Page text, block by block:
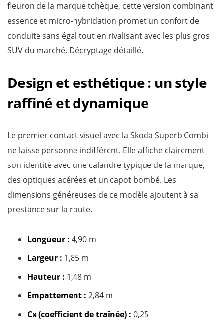
fleuron de la marque tchèque, cette version combinant
essence et micro-hybridation promet un confort de
conduite sans égal tout en rivalisant avec les plus gros
SUV du marché. Décryptage détaillé.
Design et esthétique : un style
raffiné et dynamique
Le premier contact visuel avec la Skoda Superb Combi
ne laisse personne indifférent. Elle affiche clairement
son identité avec une calandre typique de la marque,
des optiques acérées et un capot bombé. Les
dimensions généreuses de ce modèle ajoutent à sa
prestance sur la route.
Longueur : 4,90 m
Largeur : 1,85 m
Hauteur : 1,48 m
Empattement : 2,84 m
Cx (coefficient de traînée) : 0,25